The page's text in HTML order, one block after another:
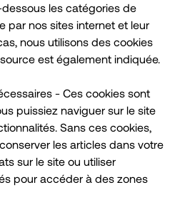
les catégories de
par nos sites internet et leur
nous utilisons des cookies
est également indiquée.
- Ces cookies sont
puissiez naviguer sur le site
Sans ces cookies,
les articles dans votre
sur le site ou utiliser
pour accéder à des zones